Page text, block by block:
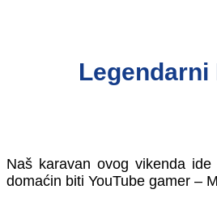
Legendarni
Naš karavan ovog vikenda
domaćin biti YouTube gamer –